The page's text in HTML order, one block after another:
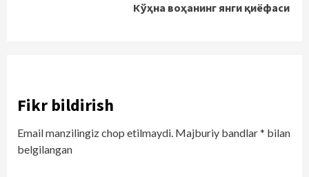
Кўҳна воҳанинг янги қиёфаси
Fikr bildirish
Email manzilingiz chop etilmaydi. Majburiy bandlar* bilan
belgilangan